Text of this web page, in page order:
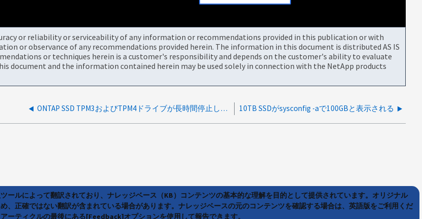
or reliability or serviceability of any information or recommendations provided in this publication or with
or observance of any recommendations provided herein. The information in this document is distributed AS IS
or techniques herein is a customer's responsibility and depends on the customer's ability to evaluate
and the information contained herein may be used solely in connection with the NetApp products
ONTAP SSD TPM3およびTPM4ドライブが長時間停止した後、「Failed-Unsupported」で障害が発生する 10TB SSDがsysconfig -aで100GBと表示される
ールによって翻訳されており、ナレッジベース（KB）コンテンツの基本的な理解を目的として提供されています。オリジナル
、正確ではない翻訳が含まれている場合があります。ナレッジベースの元のコンテンツを確認する場合は、英語版をご利用くだ
ーティクルの最後にある[Feedback]オプションを使用して報告できます。